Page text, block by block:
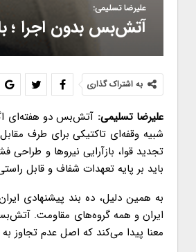
علیرضا تسلیمی:
آتش‌بس بدون اجرا ؛
به اشتراک گذاری
علیرضا تسلیمی: آتش‌بس دو هفته‌ای
شبیه وقفه‌ای تاکتیکی برای طرف
تجدید قوا، بازآرایی نیروها و
باید بر پایه تعهدات شفاف و قابل
به همین دلیل، ده بند پیشنهادی
ایران و همه گروه‌های مقاومت.
معنا پیدا می‌کند که اصل عدم تجاوز